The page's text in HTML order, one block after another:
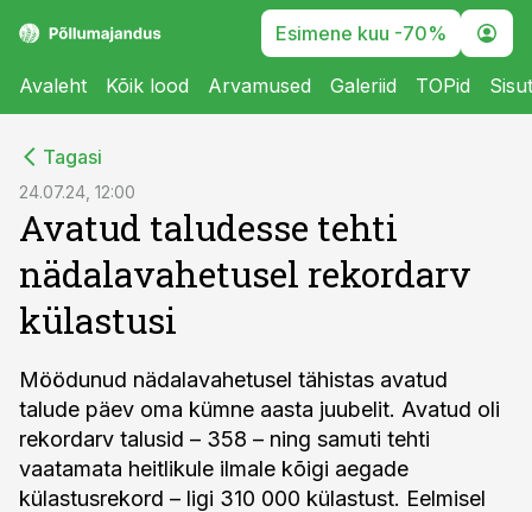
Esimene kuu -70%
Avaleht Kõik lood Arvamused Galeriid TOPid
Tagasi
24.07.24, 12:00
Avatud taludesse tehti
nädalavahetusel rekordarv
külastusi
Möödunud nädalavahetusel tähistas avatud
talude päev oma kümne aasta juubelit. Avatud oli
rekordarv talusid – 358 – ning samuti tehti
vaatamata heitlikule ilmale kõigi aegade
külastusrekord – ligi 310 000 külastust. Eelmisel